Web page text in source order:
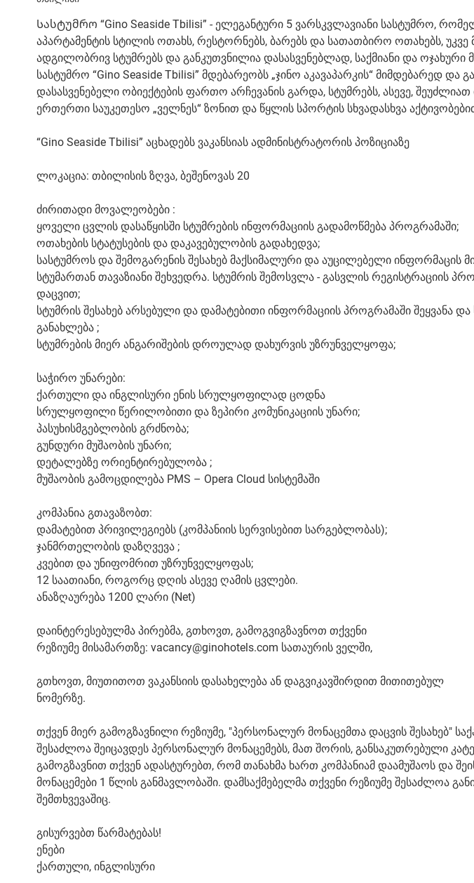
Სასტუმრო “Gino Seaside Tbilisi” - ელეგანტური 5 ვარსკვლავიანი სასტუმრო,
აპარტამენტის სტილის ოთახს, რესტორნებს, ბარებს და სათათბირო ოთახებს,
ადგილობრივ სტუმრებს და განკუთვნილია დასასვენებლად, საქმიანი და ოჯახური
სასტუმრო “Gino Seaside Tbilisi” მდებარეობს „ჯინო აკავაპარკის“ მიმდებარედ და
დასასვენებელი ობიექტების ფართო არჩევანის გარდა, სტუმრებს, ასევე,
ერთერთი საუკეთესო „ველნეს“ ზონით და წყლის სპორტის სხვადასხვა
“Gino Seaside Tbilisi” აცხადებს ვაკანსიას ადმინისტრატორის პოზიციაზე
ლოკაცია: თბილისის ზღვა, ბეშენოვას 20
ძირითადი მოვალეობები :
ყოველი ცვლის დასაწყისში სტუმრების ინფორმაციის გადამოწმება პროგრამაში;
ოთახების სტატუსების და დაკავებულობის გადახედვა;
სასტუმროს და შემოგარენის შესახებ მაქსიმალური და აუცილებელი ინფორმაცის
სტუმართან თავაზიანი შეხვედრა. სტუმრის შემოსვლა - გასვლის რეგისტრაციის
დაცვით;
სტუმრის შესახებ არსებული და დამატებითი ინფორმაციის პროგრამაში შეყვანა
განახლება ;
სტუმრების მიერ ანგარიშების დროულად დახურვის უზრუნველყოფა;
საჭირო უნარები:
ქართული და ინგლისური ენის სრულყოფილად ცოდნა
სრულყოფილი წერილობითი და ზეპირი კომუნიკაციის უნარი;
პასუხისმგებლობის გრძნობა;
გუნდური მუშაობის უნარი;
დეტალებზე ორიენტირებულობა ;
მუშაობის გამოცდილება PMS – Opera Cloud სისტემაში
კომპანია გთავაზობთ:
დამატებით პრივილეგიებს (კომპანიის სერვისებით სარგებლობას);
ჯანმრთელობის დაზღვევა ;
კვებით და უნიფომრით უზრუნველყოფას;
12 საათიანი, როგორც დღის ასევე ღამის ცვლები.
ანაზღაურება 1200 ლარი (Net)
დაინტერესებულმა პირებმა, გთხოვთ, გამოგვიგზავნოთ თქვენი
რეზიუმე მისამართზე: vacancy@ginohotels.com სათაურის ველში,
გთხოვთ, მიუთითოთ ვაკანსიის დასახელება ან დაგვიკავშირდით მითითებულ
ნომერზე.
თქვენ მიერ გამოგზავნილი რეზიუმე, "პერსონალურ მონაცემთა დაცვის შესახებ"
შესაძლოა შეიცავდეს პერსონალურ მონაცემებს, მათ შორის, განსაკუთრებული
გამოგზავნით თქვენ ადასტურებთ, რომ თანახმა ხართ კომპანიამ დაამუშაოს და
მონაცემები 1 წლის განმავლობაში. დამსაქმებელმა თქვენი რეზიუმე შესაძლოა
შემთხვევაშიც.
გისურვებთ წარმატებას!
ენები
ქართული, ინგლისური